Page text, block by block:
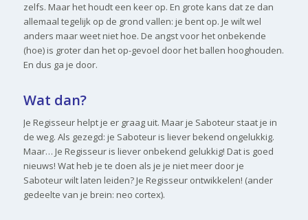
zelfs. Maar het houdt een keer op. En grote kans dat ze dan
allemaal tegelijk op de grond vallen: je bent op. Je wilt wel
anders maar weet niet hoe. De angst voor het onbekende
(hoe) is groter dan het op-gevoel door het ballen hooghouden.
En dus ga je door.
Wat dan?
Je Regisseur helpt je er graag uit. Maar je Saboteur staat je in
de weg. Als gezegd: je Saboteur is liever bekend ongelukkig.
Maar… Je Regisseur is liever onbekend gelukkig! Dat is goed
nieuws! Wat heb je te doen als je je niet meer door je
Saboteur wilt laten leiden? Je Regisseur ontwikkelen! (ander
gedeelte van je brein: neo cortex).